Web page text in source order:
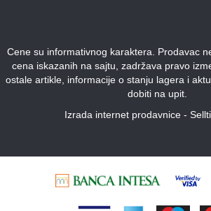
Cene su informativnog karaktera. Prodavac
cena iskazanih na sajtu, zadržava pravo
ostale artikle, informacije o stanju lagera i
dobiti na upit.
Izrada internet prodavnice -